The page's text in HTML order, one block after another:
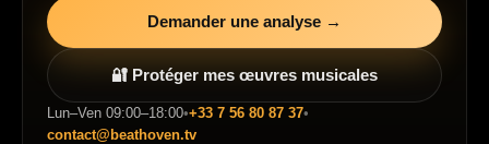
Demander une analyse →
🔐 Protéger mes œuvres musicales
Lun–Ven 09:00–18:00•+33 7 56 80 87 37•
contact@beathoven.tv